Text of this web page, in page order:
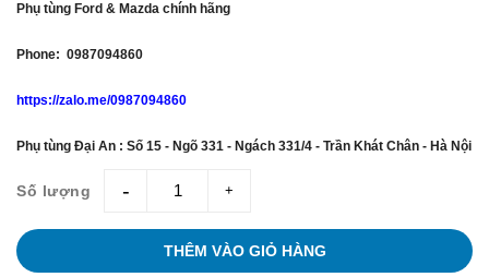
Phụ tùng Ford & Mazda chính hãng
Phone: 0987094860
https://zalo.me/0987094860
Phụ tùng Đại An : Số 15 - Ngõ 331 - Ngách 331/4 - Trần Khát Chân - Hà Nội
Số lượng giam tang
THÊM VÀO GIỎ HÀNG